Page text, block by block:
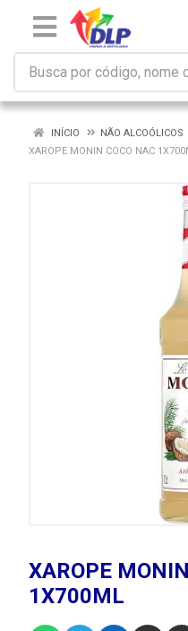
INÍCIO NÃO ALCOÓLICOS
XAROPE MONIN COCO NAC
XAROPE
1X700ML